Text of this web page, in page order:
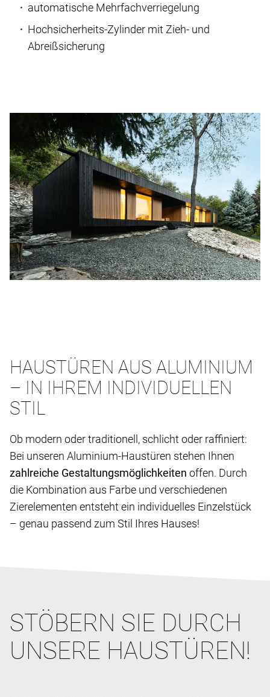
automatische Mehrfachverriegelung
Hochsicherheits-Zylinder mit Zieh- und
Abreißsicherung
HAUSTÜREN AUS ALUMINIUM
– IN IHREM INDIVIDUELLEN
STIL
Ob modern oder traditionell, schlicht oder raffiniert:
Bei unseren Aluminium-Haustüren stehen Ihnen
zahlreiche Gestaltungsmöglichkeiten offen. Durch
die Kombination aus Farbe und verschiedenen
Zierelementen entsteht ein individuelles Einzelstück
– genau passend zum Stil Ihres Hauses!
STÖBERN SIE DURCH
UNSERE HAUSTÜREN!